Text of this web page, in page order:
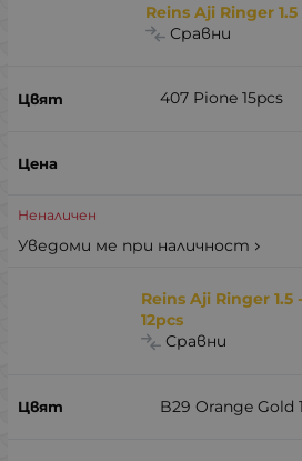
Reins Aji Ringer
Сравни
407 Pione 15pcs
Неналичен
Уведоми ме при наличност
Reins Aji Ringer 1.5
12pcs
Сравни
B29 Orange Gold